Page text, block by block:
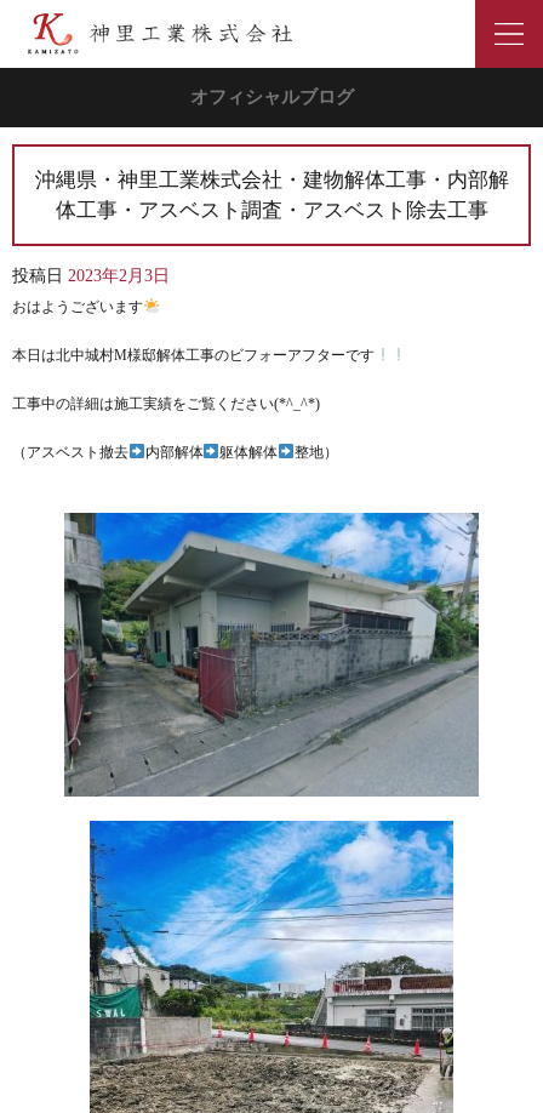
オフィシャルブログ
沖縄県・神里工業株式会社・建物解体工事・内部解
体工事・アスベスト調査・アスベスト除去工事
投稿日 2023年2月3日
おはようございます
本日は北中城村M様邸解体工事のビフォーアフターです
工事中の詳細は施工実績をご覧ください(*^_^*)
（アスベスト撤去 内部解体 躯体解体 整地）